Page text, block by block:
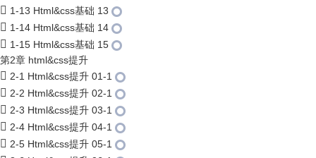
1-13 Html&css基础 13
1-14 Html&css基础 14
1-15 Html&css基础 15
第2章 html&css提升
2-1 Html&css提升 01-1
2-2 Html&css提升 02-1
2-3 Html&css提升 03-1
2-4 Html&css提升 04-1
2-5 Html&css提升 05-1